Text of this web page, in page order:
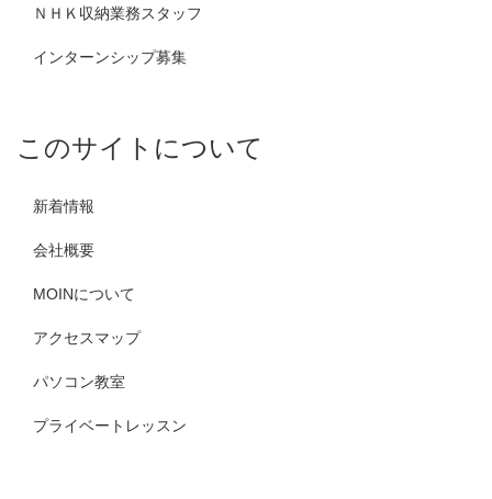
ＮＨＫ収納業務スタッフ
インターンシップ募集
このサイトについて
新着情報
会社概要
MOINについて
アクセスマップ
パソコン教室
プライベートレッスン